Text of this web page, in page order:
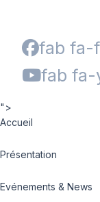
fab fa-
fab fa-
">
Accueil
Présentation
Evénements & News